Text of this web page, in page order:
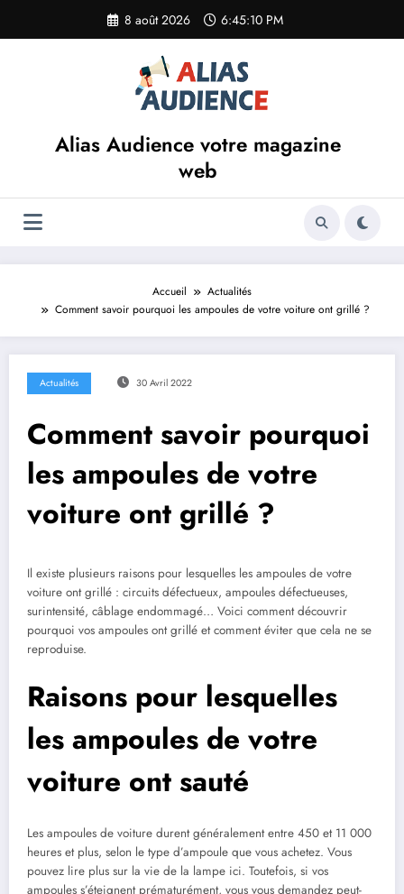
contenu
8 août 2026 6:45:10 PM
Alias Audience votre magazine
web
Accueil
Actualités
Comment savoir pourquoi les ampoules de votre voiture ont grillé ?
Actualités 30 Avril 2022
Comment savoir pourquoi
les ampoules de votre
voiture ont grillé ?
Il existe plusieurs raisons pour lesquelles les ampoules de votre
voiture ont grillé : circuits défectueux, ampoules défectueuses,
surintensité, câblage endommagé… Voici comment découvrir
pourquoi vos ampoules ont grillé et comment éviter que cela ne se
reproduise.
Raisons pour lesquelles
les ampoules de votre
voiture ont sauté
Les ampoules de voiture durent généralement entre 450 et 11 000
heures et plus, selon le type d’ampoule que vous achetez. Vous
pouvez lire plus sur la vie de la lampe ici. Toutefois, si vos
ampoules s’éteignent prématurément, vous vous demandez peut-